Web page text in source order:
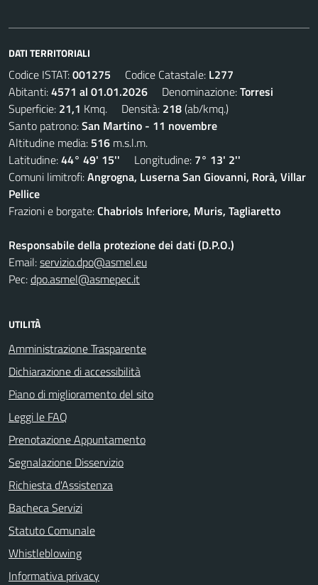
DATI TERRITORIALI
Codice ISTAT:001275 Codice Catastale: L277
Abitanti:4571 al 01.01.2026 Denominazione:Torresi
Superficie: 21,1 Kmq. Densità: 218(ab/kmq.)
Santo patrono:San Martino - 11 novembre
Altitudine media: 516 m.s.l.m.
Latitudine:44° 49' 15'' Longitudine: 7° 13' 2''
Comuni limitrofi:Angrogna, Luserna San Giovanni, Rorà, Villar
Pellice
Frazioni e borgate:Chabriols Inferiore, Muris, Tagliaretto
Responsabile della protezione dei dati (D.P.O.)
Email:servizio.dpo@asmel.eu
Pec:dpo.asmel@asmepec.it
UTILITÀ
Amministrazione Trasparente
Dichiarazione di accessibilità
Piano di miglioramento del sito
Leggi le FAQ
Prenotazione Appuntamento
Segnalazione Disservizio
Richiesta d'Assistenza
Bacheca Servizi
Statuto Comunale
Whistleblowing
Informativa privacy